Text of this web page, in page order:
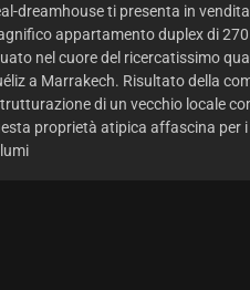
dreamhouse ti presenta in
appartamento duplex di 270
nel cuore del ricercatissimo
a Marrakech. Risultato della
di un vecchio locale
proprietà atipica affascina per